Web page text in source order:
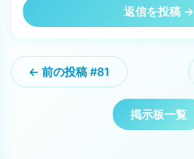
返信を投稿 →
← 前の投稿 #81
掲示板一覧